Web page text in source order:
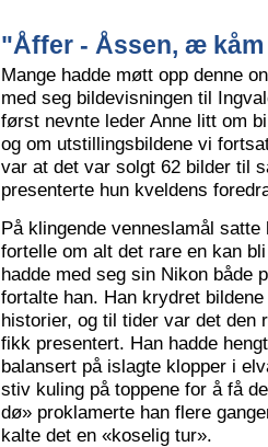
"Åffer - Åssen, æ
Mange hadde møtt opp denne
med seg bildevisningen til
først nevnte leder Anne litt om
og om utstillingsbildene vi
var at det var solgt 62 bilder til
presenterte hun kveldens
På klingende venneslamål
fortelle om alt det rare en kan
hadde med seg sin Nikon både
fortalte han. Han krydret
historier, og til tider var det den
fikk presentert. Han hadde
balansert på islagte klopper i
stiv kuling på toppene for å få
dø» proklamerte han flere
kalte det en «koselig tur».